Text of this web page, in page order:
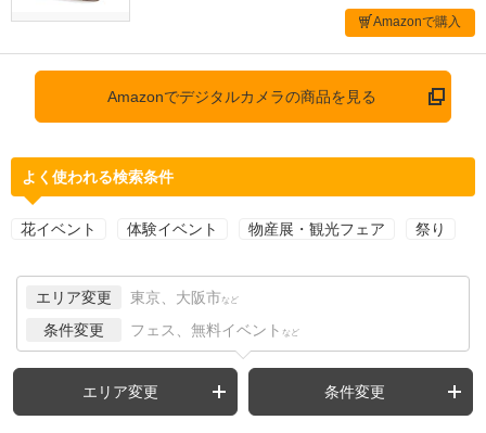
Amazonで購入
Amazonでデジタルカメラの商品を見る
よく使われる検索条件
花イベント 体験イベント 物産展・観光フェア 祭り
エリア変更 東京、大阪市 など
条件変更 フェス、無料イベント など
エリア変更 条件変更